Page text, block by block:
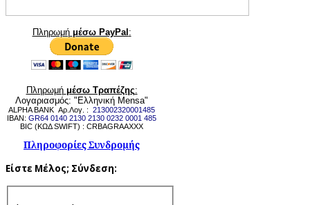
Πληρωμή μέσω PayPal:
Πληρωμή μέσω Τραπέζης:
Λογαριασμός: "Ελληνική Mensa"
ALPHA BANK Αρ.Λογ. : 213002320001485
IBAN: GR64 0140 2130 2130 0232 0001 485
BIC (ΚΩΔ SWIFT) : CRBAGRAAXXX
Πληροφορίες Συνδρομής
Είστε Μέλος; Σύνδεση: